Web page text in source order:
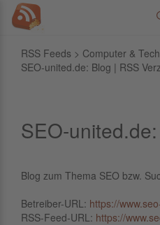
RSS Feeds > Computer &
SEO-united.de: Blog | RSS
SEO-
Blog zum Thema SEO bzw.
Betreiber-URL: https://
RSS-Feed-URL: https://